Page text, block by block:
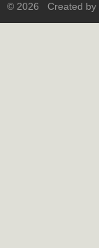
© 2026 Created by